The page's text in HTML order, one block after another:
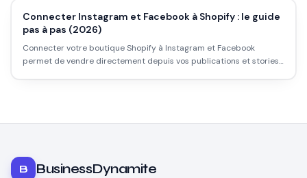
Connecter Instagram et Facebook à Shopify : le guide
pas à pas (2026)
Connecter votre boutique Shopify à Instagram et Facebook
permet de vendre directement depuis vos publications et stories.
B BusinessDynamite